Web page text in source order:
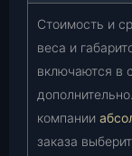
Стоимость и
веса и
включаются в
компании
заказа